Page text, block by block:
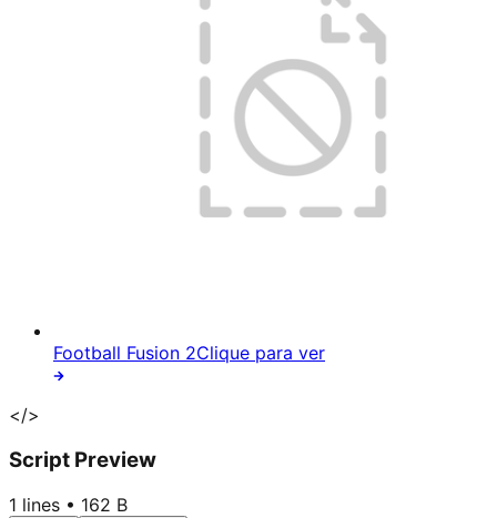
Football Fusion 2Clique para ver
</>
Script Preview
1 lines • 162 B